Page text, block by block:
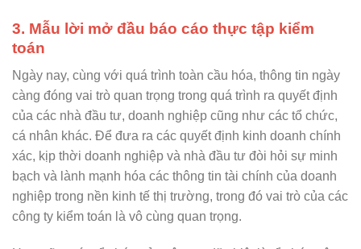
3. Mẫu lời mở đầu báo cáo thực tập kiểm
toán
Ngày nay, cùng với quá trình toàn cầu hóa, thông tin ngày
càng đóng vai trò quan trọng trong quá trình ra quyết định
của các nhà đầu tư, doanh nghiệp cũng như các tổ chức,
cá nhân khác. Để đưa ra các quyết định kinh doanh chính
xác, kịp thời doanh nghiệp và nhà đầu tư đòi hỏi sự minh
bạch và lành mạnh hóa các thông tin tài chính của doanh
nghiệp trong nền kinh tế thị trường, trong đó vai trò của các
công ty kiểm toán là vô cùng quan trọng.